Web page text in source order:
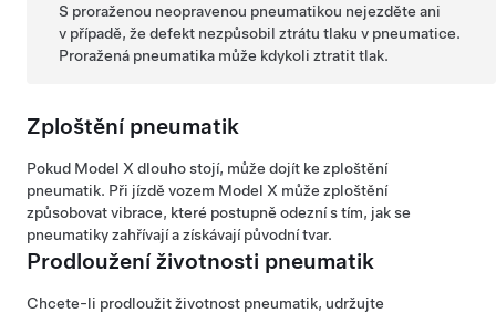
S proraženou neopravenou pneumatikou nejezděte ani
v případě, že defekt nezpůsobil ztrátu tlaku v pneumatice.
Proražená pneumatika může kdykoli ztratit tlak.
Zploštění pneumatik
Pokud Model X dlouho stojí, může dojít ke zploštění
pneumatik. Při jízdě vozem Model X může zploštění
způsobovat vibrace, které postupně odezní s tím, jak se
pneumatiky zahřívají a získávají původní tvar.
Prodloužení životnosti pneumatik
Chcete-li prodloužit životnost pneumatik, udržujte